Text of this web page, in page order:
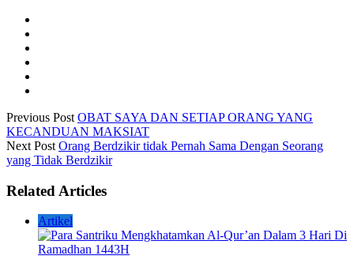
Previous Post OBAT SAYA DAN SETIAP ORANG YANG
KECANDUAN MAKSIAT
Next Post Orang Berdzikir tidak Pernah Sama Dengan Seorang
yang Tidak Berdzikir
Related Articles
Artikel